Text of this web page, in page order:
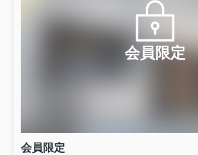
会員限定
会員限定